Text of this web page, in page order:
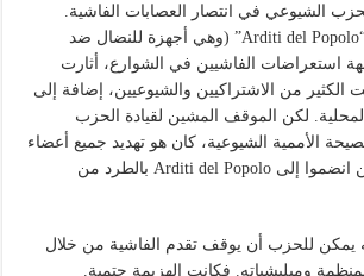
الشيوعي في انتصار العصابات الفاشية.
عندما تم إنشاء لجان “Arditi del Popolo” (وهي أجهزة للنضال ضد
استعراضات الفاشيين في الشوارع، أثارت
الكثير من الاشتراكيين والشيوعيين، إضافة إلى
لكن الموقف المشين لقيادة الحزب
الأممية الشيوعية، كان هو تهديد جميع أعضاء
الحزب الشيوعي الذين انضموا إلى Arditi del Popolo بالطرد من
يمكن للحزب أن يوقف تقدم الفاشية من خلال
وميليشياته. فكانت الهزيمة حتمية.